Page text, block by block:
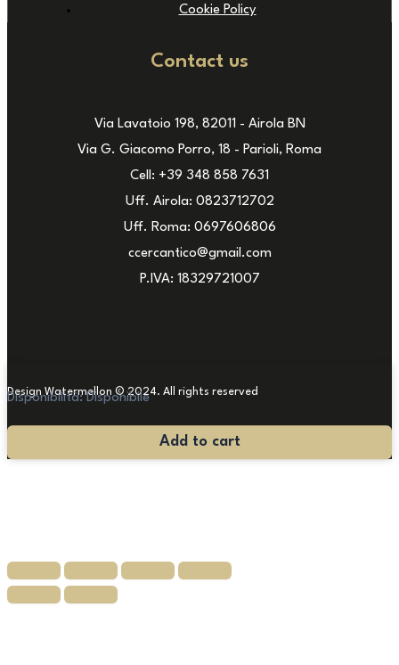
Cookie Policy
Contact us
Via Lavatoio 198, 82011 - Airola BN
Via G. Giacomo Porro, 18 - Parioli, Roma
Cell: +39 348 858 7631
Uff. Airola: 0823712702
Uff. Roma: 0697606806
ccercantico@gmail.com
P.IVA: 18329721007
Design Watermellon © 2024. All rights reserved
Disponibilità: Disponibile
Salotto
Add to cart